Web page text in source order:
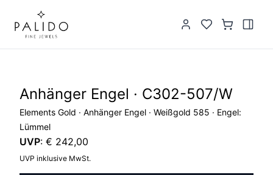
Anhänger Engel · C302-507/W
Elements Gold · Anhänger Engel · Weißgold 585 · Engel:
Lümmel
UVP: € 242,00
UVP inklusive MwSt.